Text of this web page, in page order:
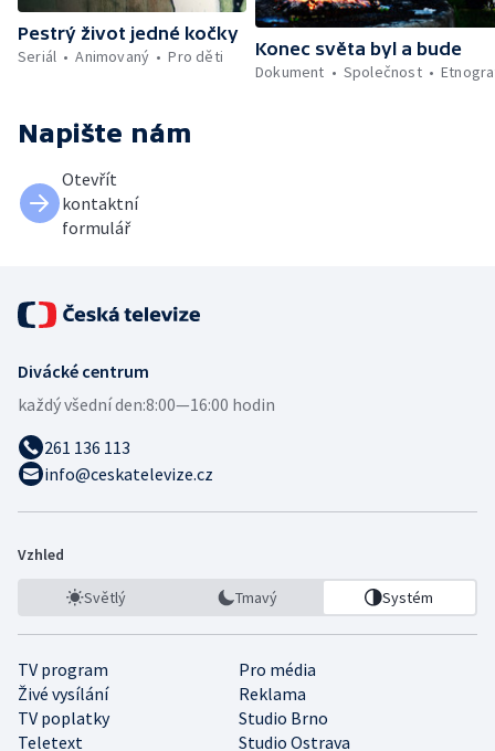
Pestrý život jedné kočky
Seriál
Animovaný Pro děti
Konec světa byl a bude
Dokument
Společnost
Napište nám
Otevřít
kontaktní
formulář
Divácké centrum
každý všední den:8:00—16:00 hodin
261 136 113
info@ceskatelevize.cz
Vzhled
Světlý Tmavý Systém
TV program
Pro média
Živé vysílání
Reklama
TV poplatky
Studio Brno
Teletext
Studio Ostrava